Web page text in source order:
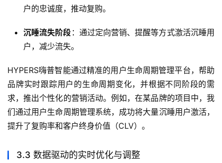
户的忠诚度，推动复购。
沉睡流失阶段 ：通过定向营销、提醒等方式激活沉睡用
户，减少流失。
HYPERS嗨普智能通过精准的用户生命周期管理平台，帮助
品牌实时跟踪用户的生命周期变化，并根据不同阶段的需
求，推出个性化的营销活动。例如，在某品牌的项目中，我
们通过用户生命周期管理系统，成功将大量沉睡用户激活，
提升了复购率和客户终身价值（CLV）。
3.3 数据驱动的实时优化与调整